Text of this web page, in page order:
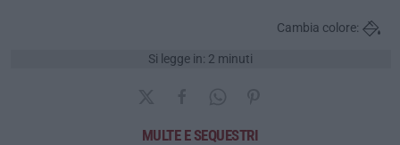
Si legge in: 2 minuti
Cambia colore:
MULTE E SEQUESTRI